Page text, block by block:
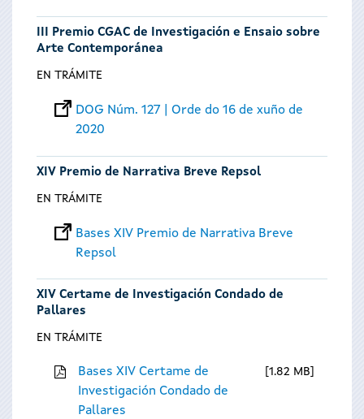
III Premio CGAC de Investigación e Ensaio sobre
Arte Contemporánea
EN TRÁMITE
DOG Núm. 127 | Orde do 16 de xuño de
2020
XIV Premio de Narrativa Breve Repsol
EN TRÁMITE
Bases XIV Premio de Narrativa Breve
Repsol
XIV Certame de Investigación Condado de
Pallares
EN TRÁMITE
Bases XIV Certame de
Investigación Condado de
Pallares
1.82 MB